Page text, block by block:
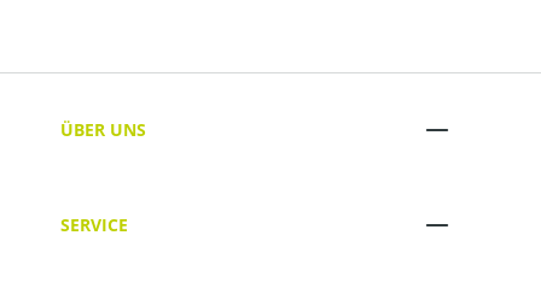
ÜBER UNS
SERVICE